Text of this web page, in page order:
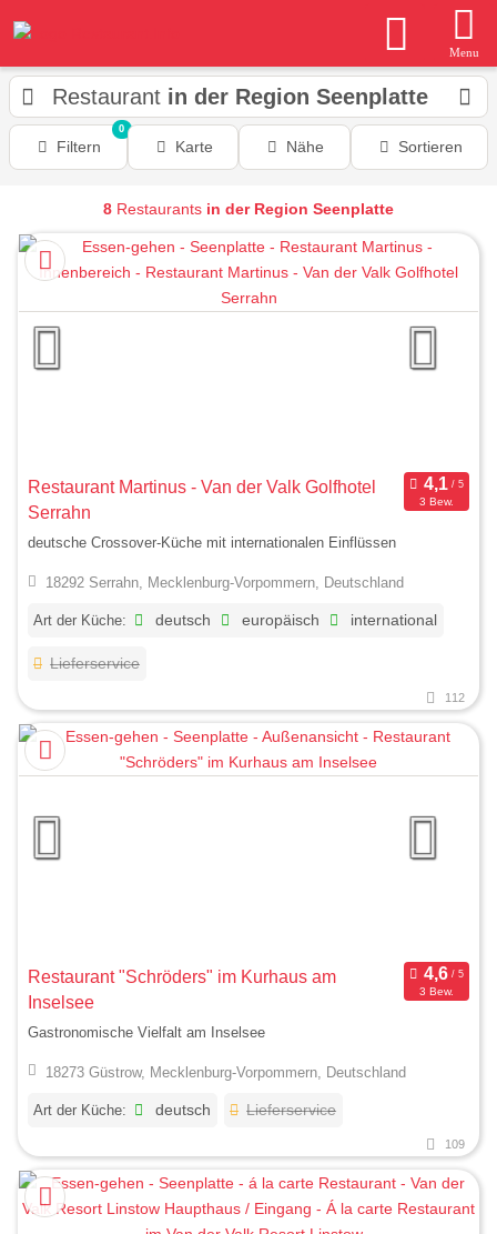
Menu
Restaurant in der Region Seenplatte
Filtern
0
Karte Nähe Sortieren
8 Restaurants in der Region Seenplatte
Restaurant Martinus - Van der Valk Golfhotel
Serrahn
3 Bew.
deutsche Crossover-Küche mit internationalen Einflüssen
18292 Serrahn, Mecklenburg-Vorpommern, Deutschland
Art der Küche: deutsch europäisch international
Lieferservice
112
Restaurant "Schröders" im Kurhaus am
Inselsee
3 Bew.
Gastronomische Vielfalt am Inselsee
18273 Güstrow, Mecklenburg-Vorpommern, Deutschland
Art der Küche: deutsch Lieferservice
109